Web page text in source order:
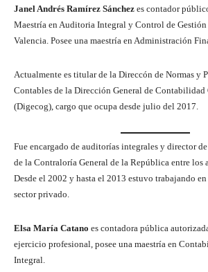
Janel Andrés Ramírez Sánchez es contador
Maestría en Auditoria Integral y Control de
Valencia. Posee una maestría en Administración
Actualmente es titular de la Direccón de Normas y
Contables de la Dirección General de Contabilidad
(Digecog), cargo que ocupa desde julio del 2017.
Fue encargado de auditorías integrales y director
de la Contraloría General de la República entre los
Desde el 2002 y hasta el 2013 estuvo trabajando en
sector privado.
Elsa María Catano es contadora pública
ejercicio profesional, posee una maestría en
Integral.